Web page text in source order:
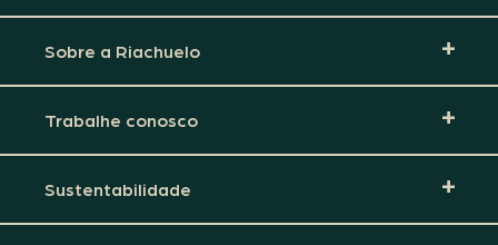
Sobre a Riachuelo
Trabalhe conosco
Sustentabilidade